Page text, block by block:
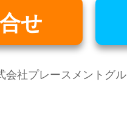
せ
会社プレースメントグ